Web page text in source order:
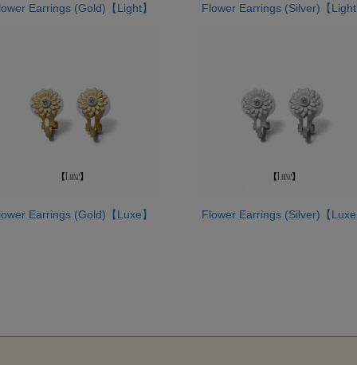
Earrings (Gold)【Light】 Flower Earrings (Silver)【Light
Earrings (Gold)【Luxe】 Flower Earrings (Silver)【Luxe